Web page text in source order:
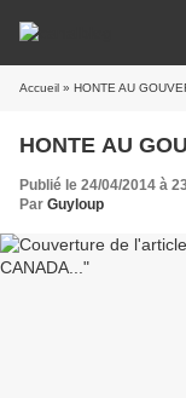
Accueil » HONTE AU
HONTE AU
Publié le 24/04/2014 à
Par Guyloup